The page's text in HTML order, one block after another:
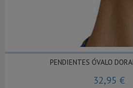
PENDIENTES ÓVALO
32,95 €